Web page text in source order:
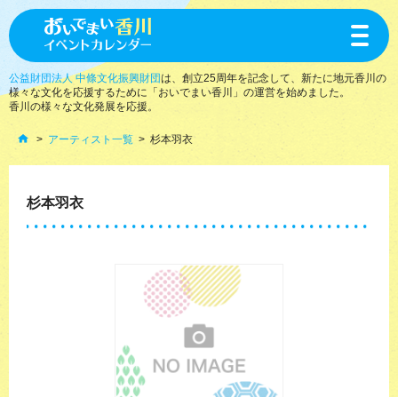
toggle
公益財団法人 中條文化振興財団は、創立25周年を記念して、新たに地元香川の
様々な文化を応援するために「おいでまい香川」の運営を始めました。
香川の様々な文化発展を応援。
アーティスト一覧 杉本羽衣
杉本羽衣